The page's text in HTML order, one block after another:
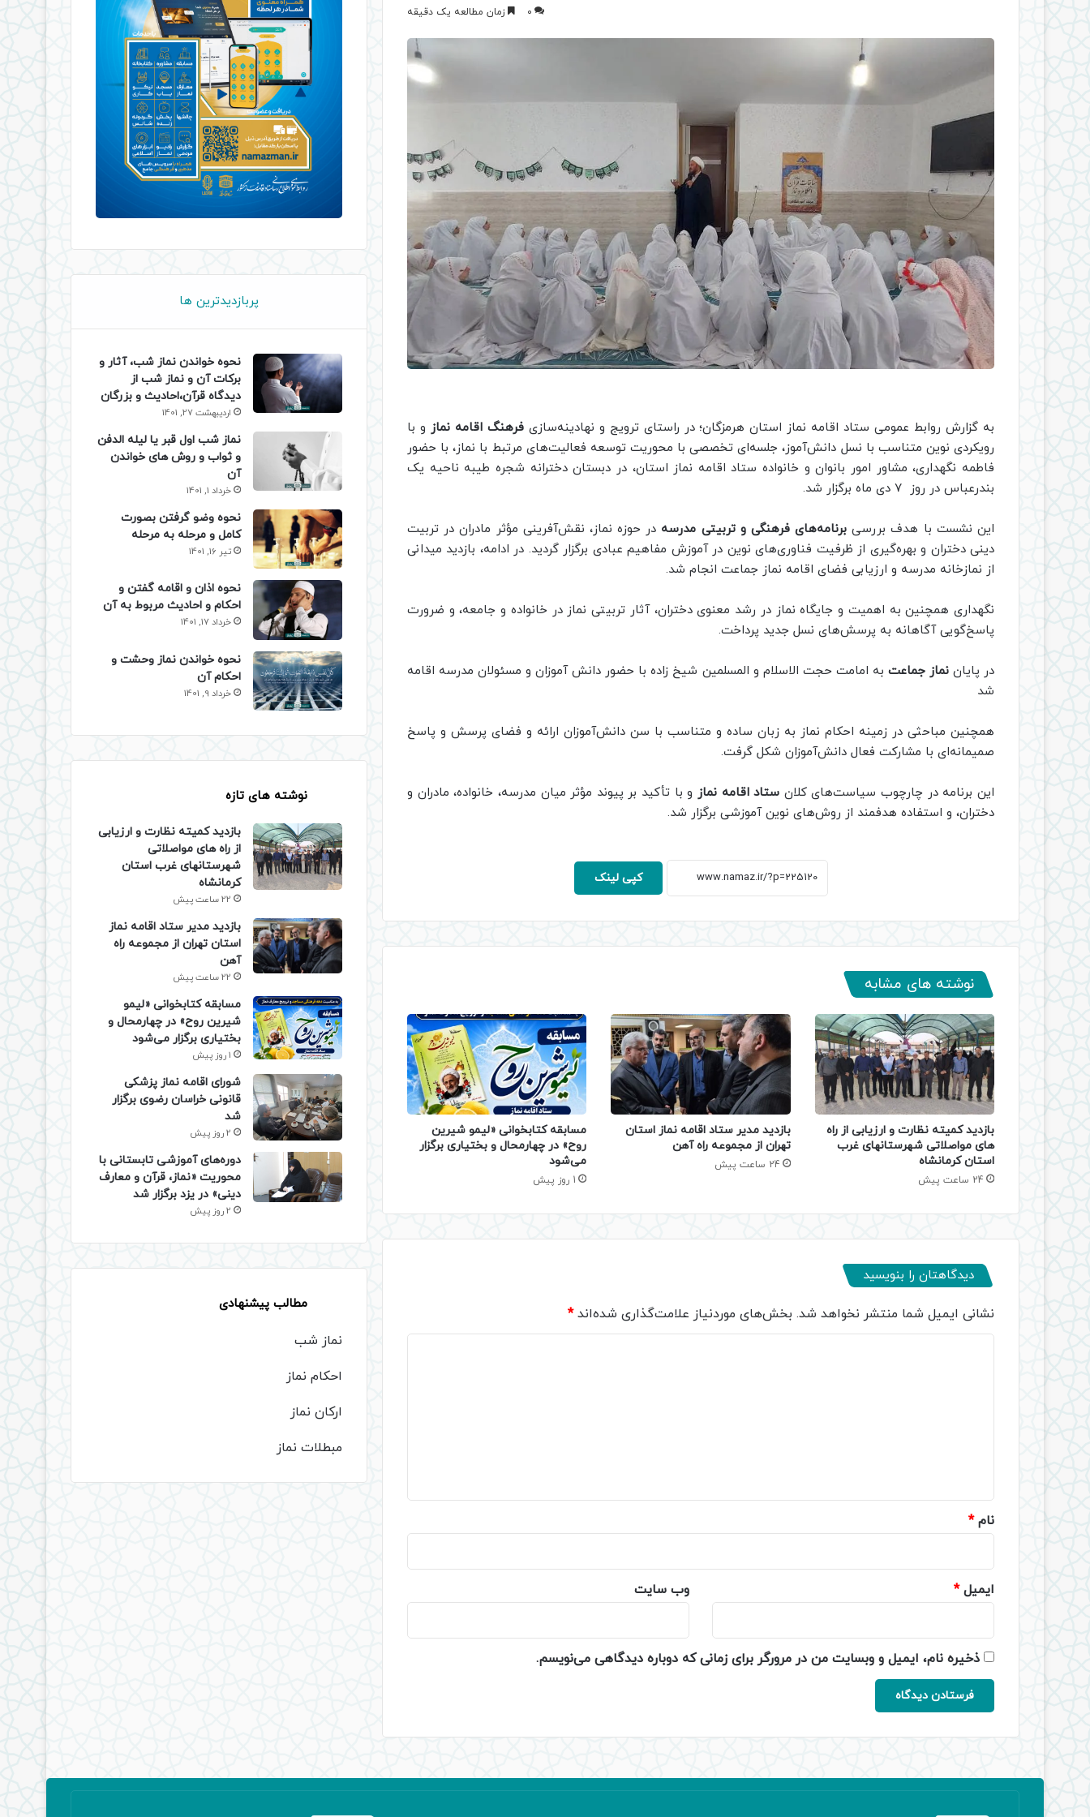
0 زمان مطالعه یک دقیقه
به گزارش روابط عمومی ستاد اقامه نماز استان هرمزگان؛ در راستای ترویج و نهادینه‌سازیفرهنگ اقامه نماز و با
رویکردی نوین متناسب با نسل دانش‌آموز، جلسه‌ای تخصصی با محوریت توسعه فعالیت‌های مرتبط با نماز، با حضور
فاطمه نگهداری، مشاور امور بانوان و خانواده ستاد اقامه نماز استان، در دبستان دخترانه شجره طیبه ناحیه یک
بندرعباس در روز ۷ دی ماه برگزار شد.
این نشست با هدف بررسی برنامه‌های فرهنگی و تربیتی مدرسه در حوزه نماز، نقش‌آفرینی مؤثر مادران در تربیت
دینی دختران و بهره‌گیری از ظرفیت فناوری‌های نوین در آموزش مفاهیم عبادی برگزار گردید. در ادامه، بازدید میدانی
از نمازخانه مدرسه و ارزیابی فضای اقامه نماز جماعت انجام شد.
نگهداری همچنین به اهمیت و جایگاه نماز در رشد معنوی دختران، آثار تربیتی نماز در خانواده و جامعه، و ضرورت
پاسخ‌گویی آگاهانه به پرسش‌های نسل جدید پرداخت.
در پایاننماز جماعت به امامت حجت الاسلام و المسلمین شیخ زاده با حضور دانش آموزان و مسئولان مدرسه اقامه
شد
همچنین مباحثی در زمینه احکام نماز به زبان ساده و متناسب با سن دانش‌آموزان ارائه و فضای پرسش و پاسخ
صمیمانه‌ای با مشارکت فعال دانش‌آموزان شکل گرفت.
این برنامه در چارچوب سیاست‌های کلان ستاد اقامه نماز و با تأکید بر پیوند مؤثر میان مدرسه، خانواده، مادران و
دختران، و استفاده هدفمند از روش‌های نوین آموزشی برگزار شد.
کپی لینک
نوشته های مشابه
بازدید کمیته نظارت و ارزیابی از راه
های مواصلاتی شهرستانهای غرب
استان کرمانشاه
24 ساعت پیش
بازدید مدیر ستاد اقامه نماز استان
تهران از مجموعه راه آهن
24 ساعت پیش
مسابقه کتابخوانی «لیمو شیرین
روح» در چهارمحال و بختیاری برگزار
می‌شود
1 روز پیش
دیدگاهتان را بنویسید
نشانی ایمیل شما منتشر نخواهد شد. بخش‌های موردنیاز علامت‌گذاری شده‌اند*
نام*
ایمیل* وب‌ سایت
ذخیره نام، ایمیل و وبسایت من در مرورگر برای زمانی که دوباره دیدگاهی می‌نویسم.
پربازدیدترین ها
نحوه خواندن نماز شب، آثار و
برکات آن و نماز شب از
دیدگاه قرآن،احادیث و بزرگان
اردیبهشت 27, 1401
نماز شب اول قبر یا لیله الدفن
و ثواب و روش های خواندن
آن
خرداد 1, 1401
نحوه وضو گرفتن بصورت
کامل و مرحله به مرحله
تیر 16, 1401
نحوه اذان و اقامه گفتن و
احکام و احادیث مربوط به آن
خرداد 17, 1401
نحوه خواندن نماز وحشت و
احکام آن
خرداد 9, 1401
نوشته های تازه
بازدید کمیته نظارت و ارزیابی
از راه های مواصلاتی
شهرستانهای غرب استان
کرمانشاه
22 ساعت پیش
بازدید مدیر ستاد اقامه نماز
استان تهران از مجموعه راه
آهن
22 ساعت پیش
مسابقه کتابخوانی «لیمو
شیرین روح» در چهارمحال و
بختیاری برگزار می‌شود
1 روز پیش
شورای اقامه نماز پزشکی
قانونی خراسان رضوی برگزار
شد
2 روز پیش
دوره‌های آموزشی تابستانی با
محوریت «نماز، قرآن و معارف
دینی» در یزد برگزار شد
2 روز پیش
مطالب پیشنهادی
نماز شب
احکام نماز
ارکان نماز
مبطلات نماز